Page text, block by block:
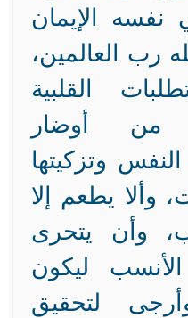
الإيمان
رب العالمين،
القلبية
من أوضار
وتزكيتها
وألا يطعم إلا
وأن يتحرى
ليكون
لتحقيق